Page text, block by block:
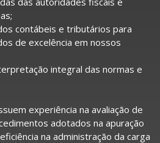
contábeis e tributários para
de excelência em nossos
integral das normas e
experiência na avaliação de
adotados na apuração
na administração da carga